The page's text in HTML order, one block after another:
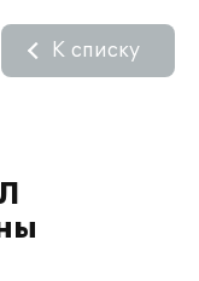
К списку